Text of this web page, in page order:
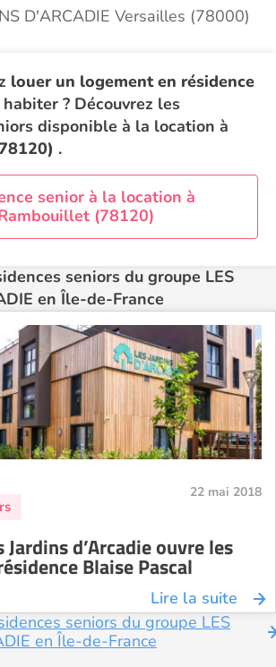
D'ARCADIE Versailles (78000)
louer un logement en résidence
? Découvrez les
disponible à la location à
.
senior à la location à
(78120)
seniors du groupe LES
en Île-de-France
22 mai 2018
Jardins d’Arcadie ouvre les
Blaise Pascal
Lire la suite
seniors du groupe LES
en Île-de-France